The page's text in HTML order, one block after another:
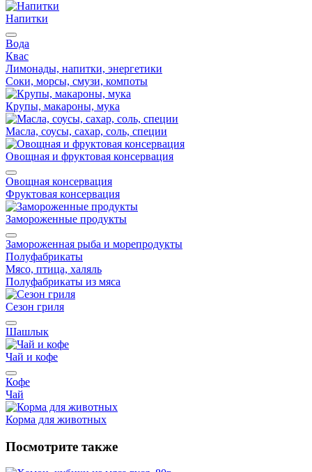
Напитки
Вода
Квас
Лимонады, напитки, энергетики
Соки, морсы, смузи, компоты
Крупы, макароны, мука
Масла, соусы, сахар, соль, специи
Овощная и фруктовая консервация
Овощная консервация
Фруктовая консервация
Замороженные продукты
Замороженная рыба и морепродукты
Полуфабрикаты
Мясо, птица, халяль
Полуфабрикаты из мяса
Сезон гриля
Шашлык
Чай и кофе
Кофе
Чай
Корма для животных
Посмотрите также